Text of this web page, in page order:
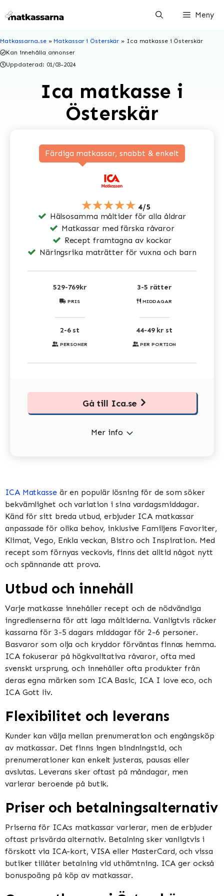
till
Meny
Matkassarna.se» Matkassar i Österskär » Ica matkasse i Österskär
Kan innehålla annonser
Uppdaterad: 01/03-2024
Ica matkasse i
Österskär
Färdiga matkassar, snabbt & enkelt
★★★★★ 4/5
Hälsosamma måltider för alla åldrar
Matkassar med färska råvaror
Recept framtagna av kockar
Näringsrika maträtter för vuxna och barn
PRIS
529-769kr
MIDDAGAR
3-5 rätter
PERSONER
2-6 st
PER PORTION
44-49 kr st
Mer info
Gå till Ica.se
ICA Matkasseär en populär lösning för de som söker
bekvämlighet och variation i sina vardagsmiddagar.
Känd för sitt breda utbud, erbjuder ICA matkassar
anpassade för olika behov, inklusive Familjens Favoriter,
Klimat, Vego, Enkla veckan, Bistro och Inspiration​​​​. Med
recept som förnyas veckovis, finns det alltid något nytt
och spännande att prova​​.
Utbud och innehåll
Varje matkasse innehåller recept och de nödvändiga
ingredienserna för att laga måltiderna. Vanligtvis räcker
kassarna för 3-5 dagars middagar för 2-6 personer.
Basvaror som olja och kryddor förväntas finnas hemma​​.
ICA fokuserar på högkvalitativa råvaror, ofta med
svenskt ursprung, och innehåller ofta produkter från
deras egna märken som ICA Basic, ICA I love eco, och
ICA Gott liv​​.
Flexibilitet och leverans
Kunder kan välja mellan prenumeration och engångsköp
av matkassar. Det finns ingen bindningstid, och
prenumerationer kan enkelt justeras, pausas eller
avslutas. Leverans sker oftast på måndagar, men
varierar beroende på butik​​​​.
Priser och betalningsalternativ
Priserna för ICA:s matkassar varierar, men de erbjuder
oftast prisvärda alternativ. Betalning sker vanligtvis i
förskott via ICA-kort, VISA eller MasterCard, och vissa
butiker tillåter betalning vid uthämtning. ICA ger också
bonuspoäng på köp av matkassar​​.